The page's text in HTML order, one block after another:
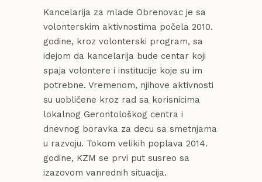
Kancelarija za mlade Obrenovac je sa
volonterskim aktivnostima počela 2010.
godine, kroz volonterski program, sa
idejom da kancelarija bude centar koji
spaja volontere i institucije koje su im
potrebne. Vremenom, njihove aktivnosti
su uobličene kroz rad sa korisnicima
lokalnog Gerontološkog centra i
dnevnog boravka za decu sa smetnjama
u razvoju. Tokom velikih poplava 2014.
godine, KZM se prvi put susreo sa
izazovom vanrednih situacija.